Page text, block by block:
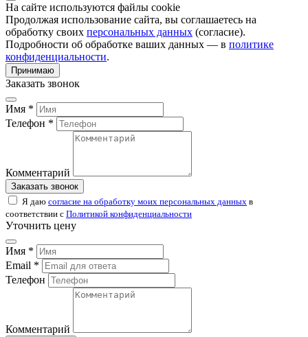
На сайте используются файлы cookie
Продолжая использование сайта, вы соглашаетесь на
обработку своих персональных данных (согласие).
Подробности об обработке ваших данных — в политике
конфиденциальности.
Принимаю
Заказать звонок
Имя *
Телефон *
Комментарий
Заказать звонок
Я даю согласие на обработку моих персональных данных в
соответствии с Политикой конфиденциальности
Уточнить цену
Имя *
Email *
Телефон
Комментарий